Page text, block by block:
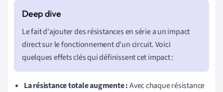
Le fait d'ajouter des résistances en série a un impact
direct sur le fonctionnement d'un circuit. Voici
quelques effets clés qui définissent cet impact :
La résistance totale augmente :Avec chaque résistance